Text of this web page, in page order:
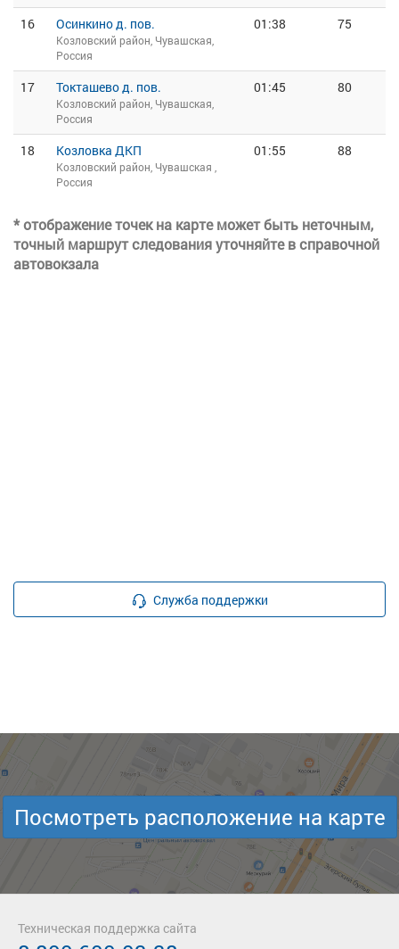
16 Осинкино д. пов.
Козловский район, Чувашская,
Россия
01:38 75
17 Токташево д. пов.
Козловский район, Чувашская,
Россия
01:45 80
18 Козловка ДКП
Козловский район, Чувашская ,
Россия
01:55 88
* отображение точек на карте может быть неточным,
точный маршрут следования уточняйте в справочной
автовокзала
Служба поддержки
Посмотреть расположение на карте
Техническая поддержка сайта